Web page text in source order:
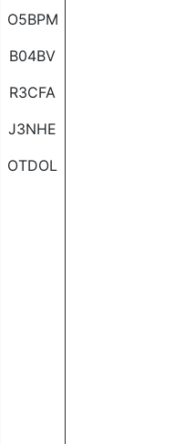
O5BPM
B04BV
R3CFA
J3NHE
OTDOL